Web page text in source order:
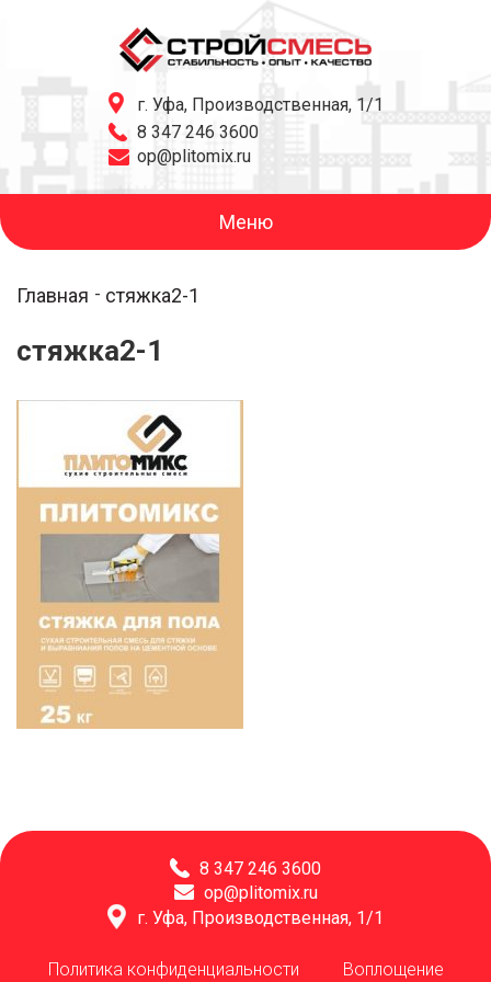
г. Уфа, Производственная, 1/1
8 347 246 3600
op@plitomix.ru
Меню
Главная стяжка2-1
стяжка2-1
8 347 246 3600
op@plitomix.ru
г. Уфа, Производственная, 1/1
Политика конфиденциальности Воплощение